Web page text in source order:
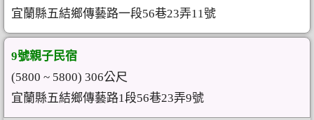
宜蘭縣五結鄉傳藝路一段56巷23弄11號
9號親子民宿
(5800 ~ 5800) 306公尺
宜蘭縣五結鄉傳藝路1段56巷23弄9號